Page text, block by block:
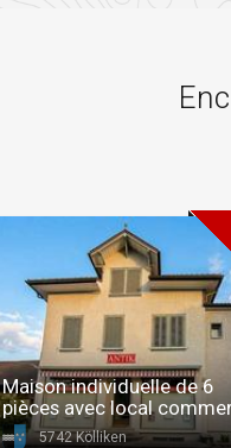
Maison individuelle de 6
pièces avec local
5742 Kölliken